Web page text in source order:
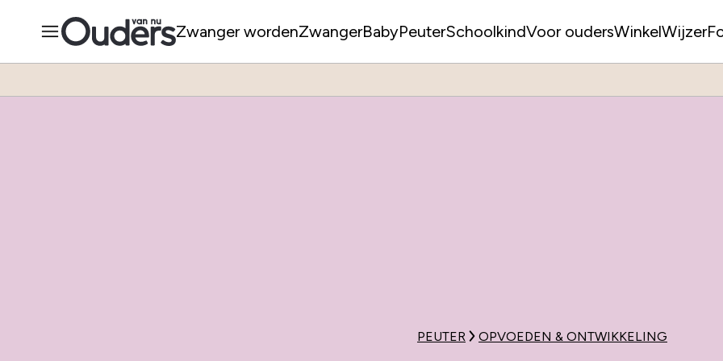
Zwanger wordenZwangerBabyPeuterSchoolkindVoor oudersWinkelWijzer
PEUTER OPVOEDEN & ONTWIKKELING